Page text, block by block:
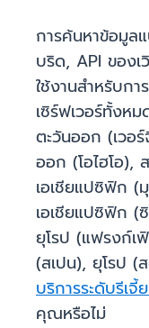
การค้นหาข้อมูล
บริด, API ของเ
ใช้งานสำหรับก
เซิร์ฟเวอร์ทั้งห
ตะวันออก (เวอ
ออก (โอไฮโอ),
เอเชียแปซิฟิก (
เอเชียแปซิฟิก (
ยุโรป (แฟรงก์เ
(สเปน), ยุโรป (
บริการระดับรีเจี้
คุณหรือไม่